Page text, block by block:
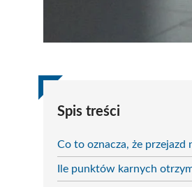
Spis treści
Co to oznacza, że
Ile punktów karnych